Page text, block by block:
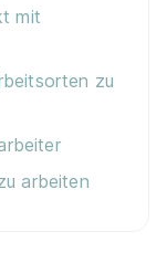
mit
zu
arbeiten